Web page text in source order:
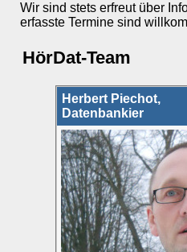
Wir sind stets erfreut über
erfasste Termine sind
HörDat-Team
Herbert Piechot,
Datenbankier